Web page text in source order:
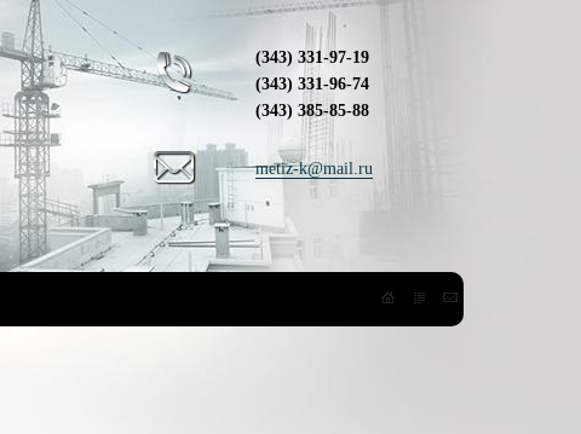
(343) 331-97-19
(343) 331-96-74
(343) 385-85-88
metiz-k@mail.ru